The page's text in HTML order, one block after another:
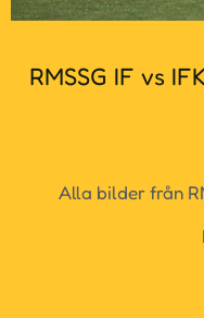
RMSSG IF vs
Alla bilder från